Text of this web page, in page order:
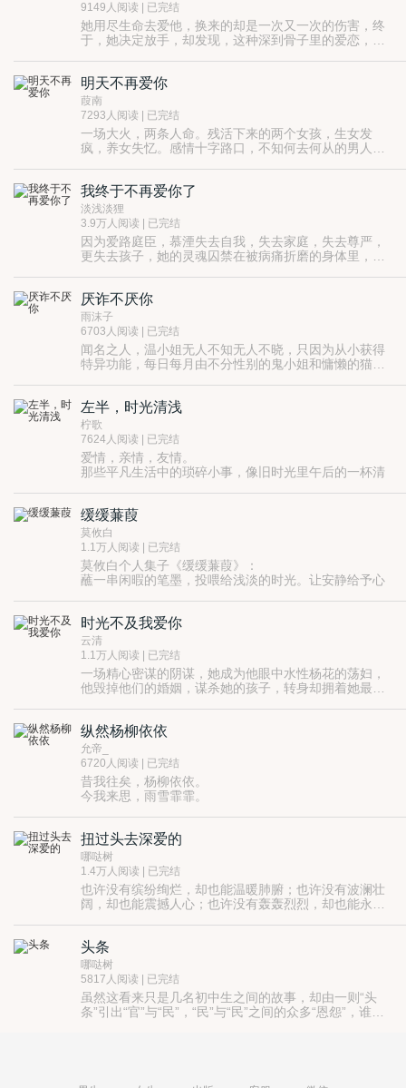
9149人阅读 | 已完结
她用尽生命去爱他，换来的却是一次又一次的伤害，终
于，她决定放手，却发现，这种深到骨子里的爱恋，要
明天不再爱你
葭南
7293人阅读 | 已完结
一场大火，两条人命。残活下来的两个女孩，生女发
疯，养女失忆。感情十字路口，不知何去何从的男人，
我终于不再爱你了
淡浅淡狸
3.9万人阅读 | 已完结
因为爱路庭臣，慕湮失去自我，失去家庭，失去尊严，
更失去孩子，她的灵魂囚禁在被病痛折磨的身体里，当
厌诈不厌你
雨沫子
6703人阅读 | 已完结
闻名之人，温小姐无人不知无人不晓，只因为从小获得
特异功能，每日每月由不分性别的鬼小姐和慵懒的猫先
左半，时光清浅
柠歌
7624人阅读 | 已完结
爱情，亲情，友情。
那些平凡生活中的琐碎小事，像旧时光里午后的一杯清
缓缓蒹葭
莫攸白
1.1万人阅读 | 已完结
莫攸白个人集子《缓缓蒹葭》：
蘸一串闲暇的笔墨，投喂给浅淡的时光。让安静给予心
读者群：
566531231
时光不及我爱你
云清
1.1万人阅读 | 已完结
一场精心密谋的阴谋，她成为他眼中水性杨花的荡妇，
他毁掉他们的婚姻，谋杀她的孩子，转身却拥着她最痛
纵然杨柳依依
允帝_
6720人阅读 | 已完结
昔我往矣，杨柳依依。
今我来思，雨雪霏霏。
唯愿去采颉江南芬红初吐的荷花，
和如诗画般的小桥流水。
愿我的故事，能温暖你。
扭过头去深爱的
哪哒树
1.4万人阅读 | 已完结
也许没有缤纷绚烂，却也能温暖肺腑；也许没有波澜壮
阔，却也能震撼人心；也许没有轰轰烈烈，却也能永久
本书中的每一个故事，甚至每一句话、一个动作与心情
都是真实发生存在过的，尽管它们已逝去，但爱依然活
着，且要存到永远。
始终相信，不论经历怎样的人生，你都是那个一直被爱
的人，且你也能够勇敢去爱。
经历了很多，却也似乎过着没有什么惊奇的人生。
我想让自己的人生丰富，可是怎样的人生才算丰富？吃
头条
哪哒树
5817人阅读 | 已完结
虽然这看来只是几名初中生之间的故事，却由一则“头
条”引出“官”与“民”，“民”与“民”之间的众多“恩怨”，谁将
如果人生能如人所愿，生命能如人所想，该多好。假如